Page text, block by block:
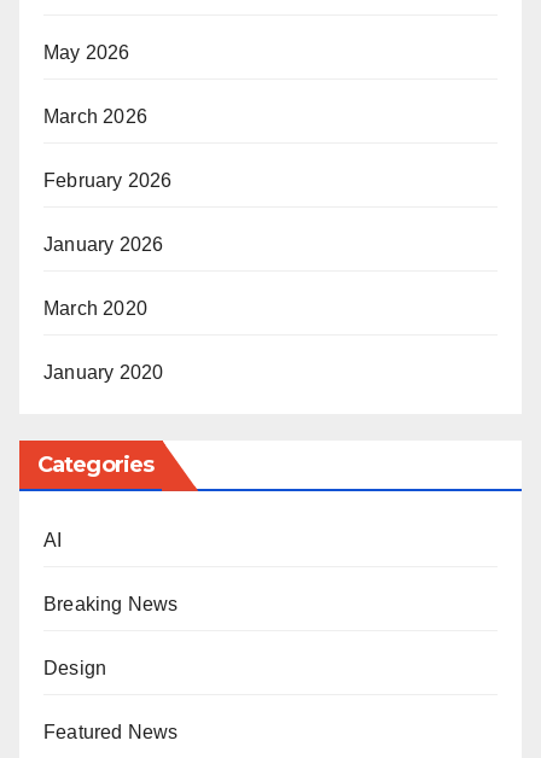
May 2026
March 2026
February 2026
January 2026
March 2020
January 2020
Categories
AI
Breaking News
Design
Featured News